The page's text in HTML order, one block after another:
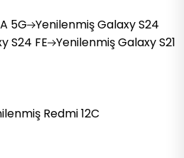
5G YenilenmişGalaxy S24
S24 FE YenilenmişGalaxy S21
Redmi 12C